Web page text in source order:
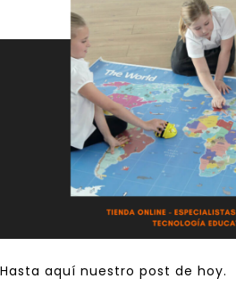
Hasta aquí nuestro post de hoy.